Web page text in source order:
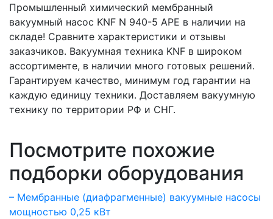
Промышленный химический мембранный
вакуумный насос KNF N 940-5 APE в наличии на
складе! Сравните характеристики и отзывы
заказчиков. Вакуумная техника KNF в широком
ассортименте, в наличии много готовых решений.
Гарантируем качество, минимум год гарантии на
каждую единицу техники. Доставляем вакуумную
технику по территории РФ и СНГ.
Посмотрите похожие
подборки оборудования
– Мембранные (диафрагменные) вакуумные насосы
мощностью 0,25 кВт